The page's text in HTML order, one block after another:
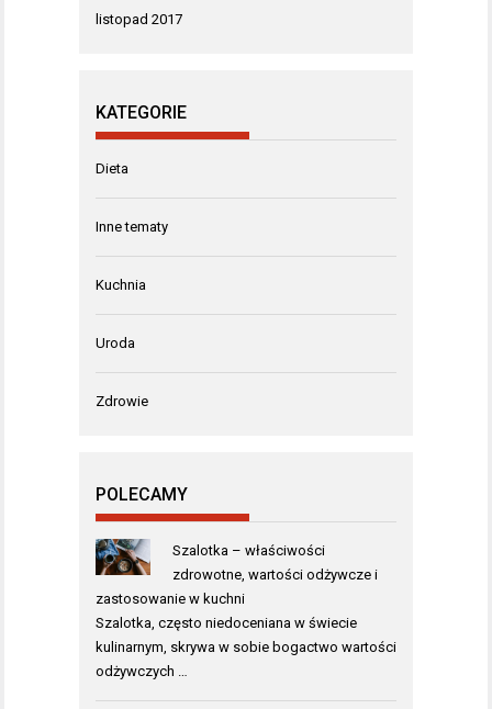
listopad 2017
KATEGORIE
Dieta
Inne tematy
Kuchnia
Uroda
Zdrowie
POLECAMY
Szalotka – właściwości
zdrowotne, wartości odżywcze i
zastosowanie w kuchni
Szalotka, często niedoceniana w świecie
kulinarnym, skrywa w sobie bogactwo wartości
odżywczych …